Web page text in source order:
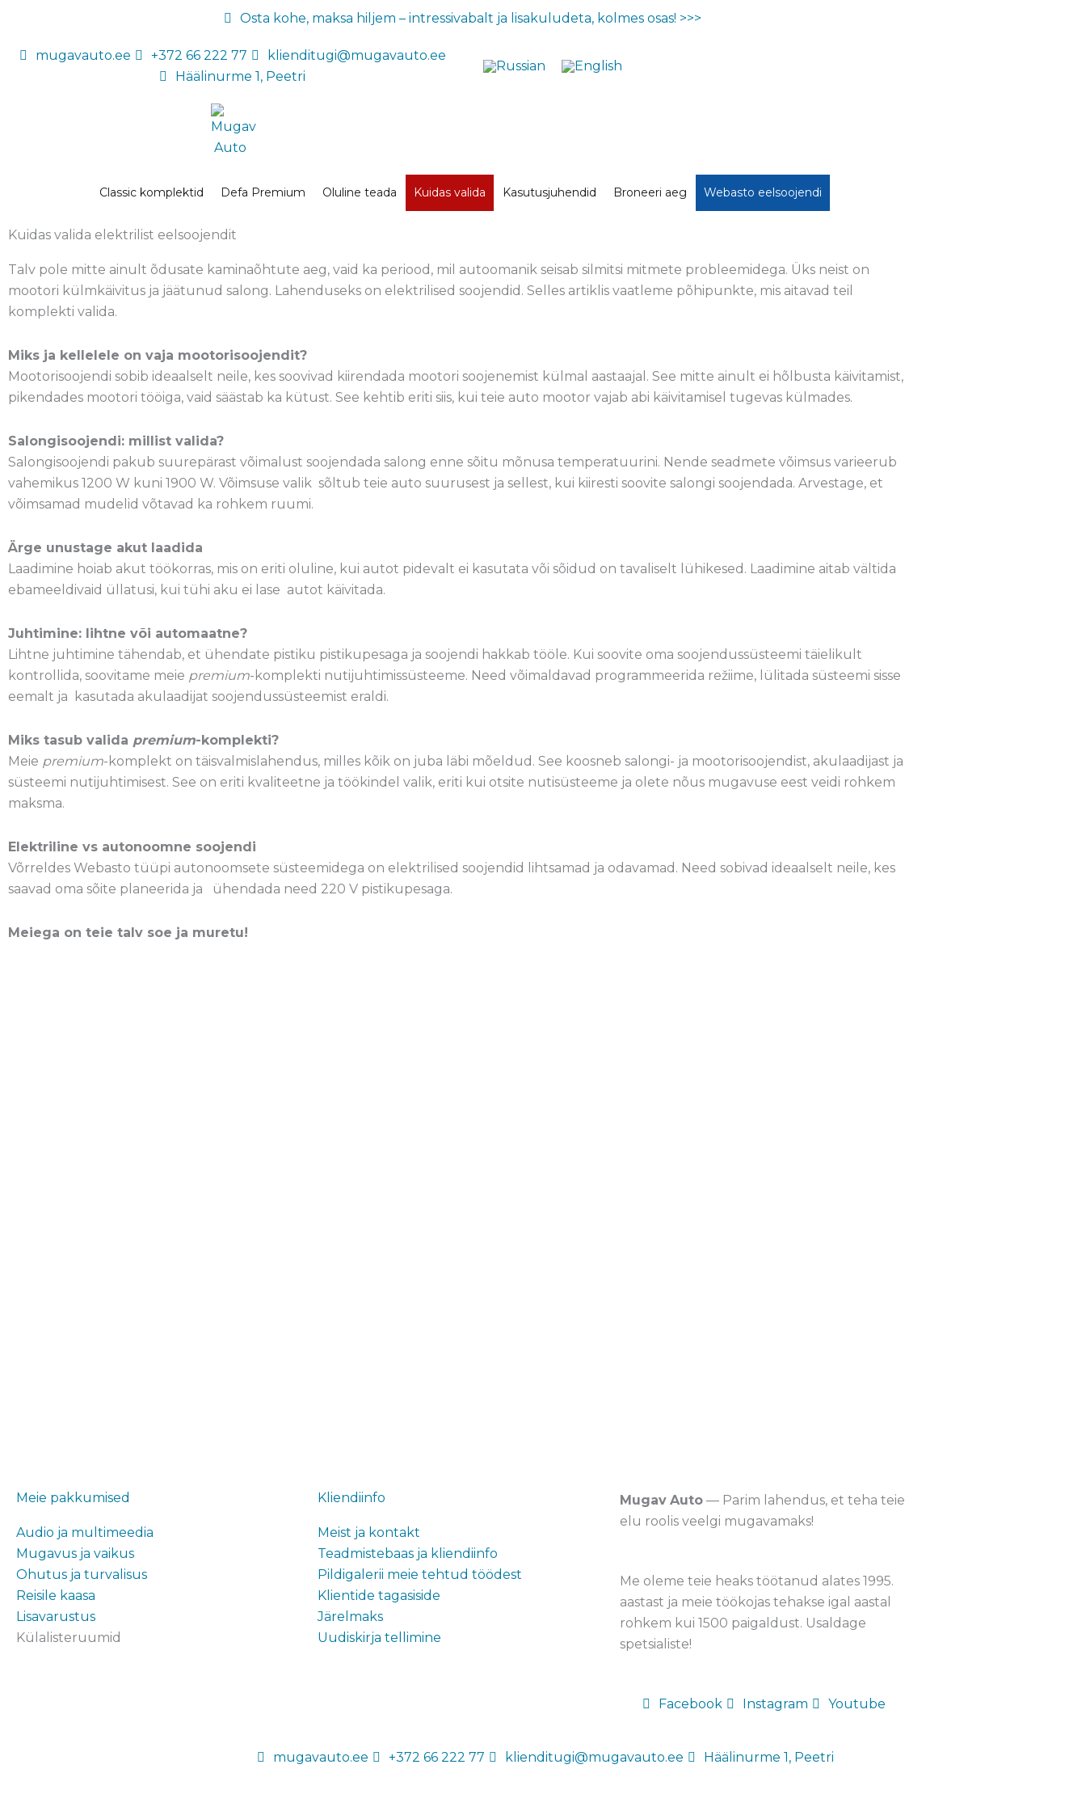
content
Osta kohe, maksa hiljem – intressivabalt ja lisakuludeta, kolmes osas! >>>
mugavauto.ee +372 66 222 77
klienditugi@mugavauto.ee
Häälinurme 1, Peetri
Classic komplektid Defa Premium Oluline teada Kuidas valida Kasutusjuhendid Broneeri aeg Webasto eelsoojendi
Kuidas valida elektrilist eelsoojendit
Talv pole mitte ainult õdusate kaminaõhtute aeg, vaid ka periood, mil autoomanik seisab silmitsi mitmete probleemidega. Üks neist on
mootori külmkäivitus ja jäätunud salong. Lahenduseks on elektrilised soojendid. Selles artiklis vaatleme põhipunkte, mis aitavad teil
komplekti valida.
Miks ja kellelele on vaja mootorisoojendit?
Mootorisoojendi sobib ideaalselt neile, kes soovivad kiirendada mootori soojenemist külmal aastaajal. See mitte ainult ei hõlbusta käivitamist,
pikendades mootori tööiga, vaid säästab ka kütust. See kehtib eriti siis, kui teie auto mootor vajab abi käivitamisel tugevas külmades.
Salongisoojendi: millist valida?
Salongisoojendi pakub suurepärast võimalust soojendada salong enne sõitu mõnusa temperatuurini. Nende seadmete võimsus varieerub
vahemikus 1200 W kuni 1900 W. Võimsuse valik sõltub teie auto suurusest ja sellest, kui kiiresti soovite salongi soojendada. Arvestage, et
võimsamad mudelid võtavad ka rohkem ruumi.
Ärge unustage akut laadida
Laadimine hoiab akut töökorras, mis on eriti oluline, kui autot pidevalt ei kasutata või sõidud on tavaliselt lühikesed. Laadimine aitab vältida
ebameeldivaid üllatusi, kui tühi aku ei lase autot käivitada.
Juhtimine: lihtne või automaatne?
Lihtne juhtimine tähendab, et ühendate pistiku pistikupesaga ja soojendi hakkab tööle. Kui soovite oma soojendussüsteemi täielikult
kontrollida, soovitame meie premium-komplekti nutijuhtimissüsteeme. Need võimaldavad programmeerida režiime, lülitada süsteemi sisse
eemalt ja
kasutada akulaadijat soojendussüsteemist eraldi.
Miks tasub valida premium-komplekti?
Meie premium-komplekt on täisvalmislahendus, milles kõik on juba läbi mõeldud. See koosneb salongi- ja mootorisoojendist, akulaadijast ja
süsteemi nutijuhtimisest. See on eriti kvaliteetne ja töökindel valik, eriti kui otsite nutisüsteeme ja olete nõus mugavuse eest veidi rohkem
maksma.
Elektriline vs autonoomne soojendi
Võrreldes Webasto tüüpi autonoomsete süsteemidega on elektrilised soojendid lihtsamad ja odavamad. Need sobivad ideaalselt neile, kes
saavad oma sõite planeerida ja
ühendada need 220 V pistikupesaga.
Meiega on teie talv soe ja muretu!
Meie pakkumised
Audio ja multimeedia
Mugavus ja vaikus
Ohutus ja turvalisus
Reisile kaasa
Lisavarustus
Külalisteruumid
Kliendiinfo
Meist ja kontakt
Teadmistebaas ja kliendiinfo
Pildigalerii meie tehtud töödest
Klientide tagasiside
Järelmaks
Uudiskirja tellimine
Mugav Auto— Parim lahendus, et teha teie
elu roolis veelgi mugavamaks!
Me oleme teie heaks töötanud alates 1995.
aastast ja meie töökojas tehakse igal aastal
rohkem kui 1500 paigaldust. Usaldage
spetsialiste!
Facebook Instagram Youtube
mugavauto.ee +372 66 222 77 klienditugi@mugavauto.ee Häälinurme 1, Peetri